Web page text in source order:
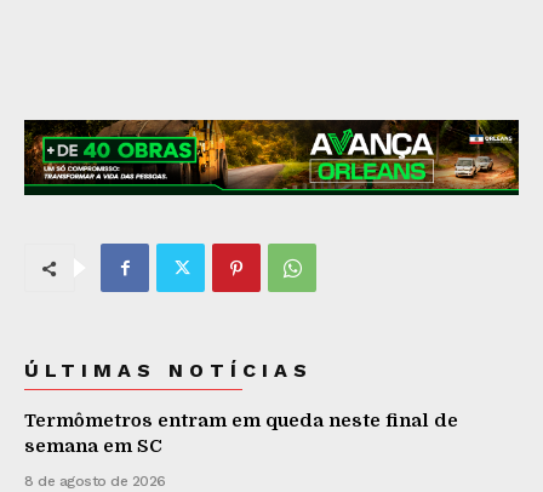
ÚLTIMAS NOTÍCIAS
Termômetros entram em queda neste final de
semana em SC
8 de agosto de 2026